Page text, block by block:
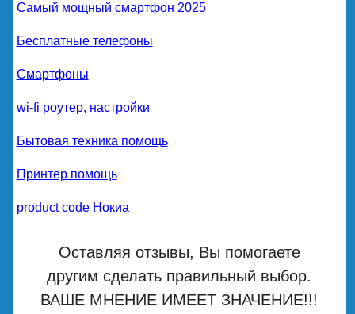
Самый мощный смартфон 2025
Бесплатные телефоны
Смартфоны
wi-fi роутер, настройки
Бытовая техника помощь
Принтер помощь
product code Нокиа
Оставляя отзывы, Вы помогаете
другим сделать правильный выбор.
ВАШЕ МНЕНИЕ ИМЕЕТ ЗНАЧЕНИЕ!!!